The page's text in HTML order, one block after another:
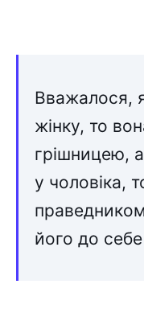
Вважалося,
жінку, то
грішницею,
у чоловіка,
його до